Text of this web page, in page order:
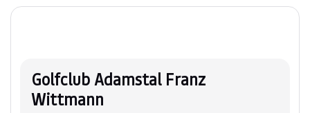
Golfclub Adamstal Franz
Wittmann